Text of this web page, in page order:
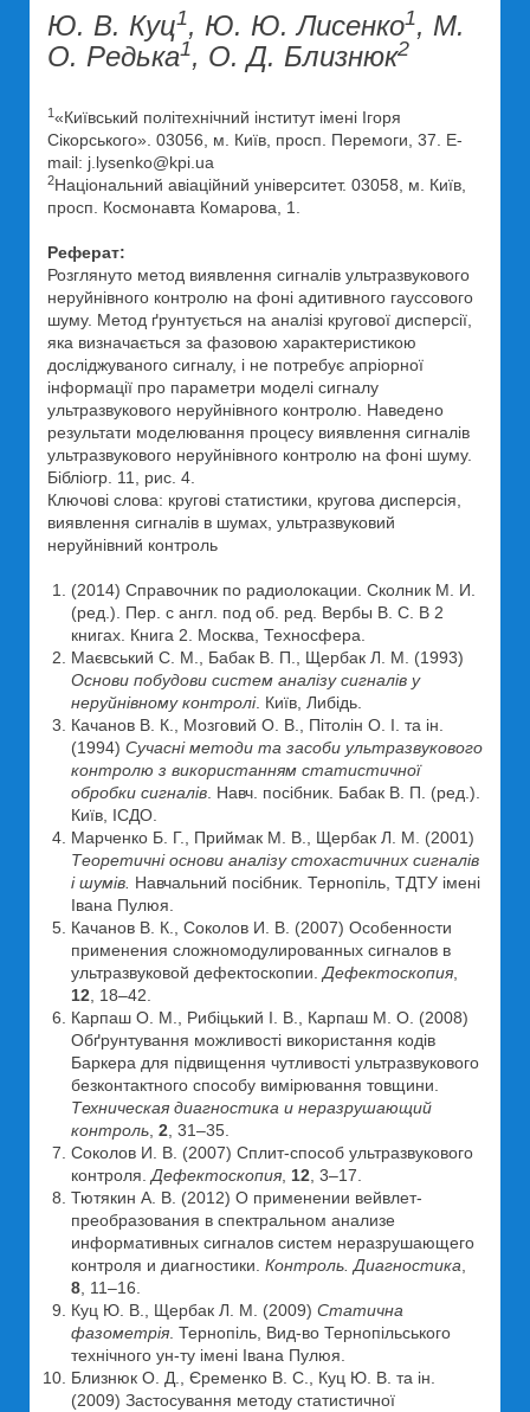
Ю. В. Куц1, Ю. Ю. Лисенко1, М.
О. Редька1, О. Д. Близнюк2
1«Київський політехнічний інститут імені Ігоря
Сікорського». 03056, м. Київ, просп. Перемоги, 37. E-
mail: j.lysenko@kpi.ua
2Національний авіаційний університет. 03058, м. Київ,
просп. Космонавта Комарова, 1.
Реферат:
Розглянуто метод виявлення сигналів ультразвукового
неруйнівного контролю на фоні адитивного гауссового
шуму. Метод ґрунтується на аналізі кругової дисперсії,
яка визначається за фазовою характеристикою
досліджуваного сигналу, і не потребує апріорної
інформації про параметри моделі сигналу
ультразвукового неруйнівного контролю. Наведено
результати моделювання процесу виявлення сигналів
ультразвукового неруйнівного контролю на фоні шуму.
Бібліогр. 11, рис. 4.
Ключові слова: кругові статистики, кругова дисперсія,
виявлення сигналів в шумах, ультразвуковий
неруйнівний контроль
(2014) Справочник по радиолокации. Сколник М. И.
(ред.). Пер. с англ. под об. ред. Вербы B. C. В 2
книгах. Книга 2. Москва, Техносфера.
Маєвський С. М., Бабак В. П., Щербак Л. М. (1993)
Основи побудови систем аналізу сигналів у
неруйнівному контролі. Київ, Либідь.
Качанов В. К., Мозговий О. В., Пітолін О. І. та ін.
(1994) Сучасні методи та засоби ультразвукового
контролю з використанням статистичної
обробки сигналів . Навч. посібник. Бабак В. П. (ред.).
Київ, ІСДО.
Марченко Б. Г., Приймак М. В., Щербак Л. М. (2001)
Теоретичні основи аналізу стохастичних сигналів
і шумів. Навчальний посібник. Тернопіль, ТДТУ імені
Івана Пулюя.
Качанов В. К., Соколов И. В. (2007) Особенности
применения сложномодулированных сигналов в
ультразвуковой дефектоскопии. Дефектоскопия
12 , 18–42.
Карпаш О. М., Рибіцький І. В., Карпаш М. О. (2008)
Обґрунтування можливості використання кодів
Баркера для підвищення чутливості ультразвукового
безконтактного способу вимірювання товщини.
Техническая диагностика и неразрушающий
контроль 2 , 31–35.
Соколов И. В. (2007) Сплит-способ ультразвукового
контроля. Дефектоскопия 12 , 3–17.
Тютякин А. В. (2012) О применении вейвлет-
преобразования в спектральном анализе
информативных сигналов систем неразрушающего
контроля и диагностики. Контроль. Диагностика
8 , 11–16.
Куц Ю. В., Щербак Л. М. (2009) Статична
фазометрія . Тернопіль, Вид-во Тернопільського
технічного ун-ту імені Івана Пулюя.
Близнюк О. Д., Єременко В. С., Куц Ю. В. та ін.
(2009) Застосування методу статистичної